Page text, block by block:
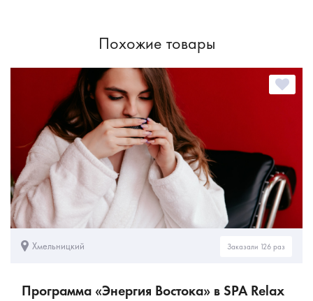
Похожие товары
Хмельницкий Заказали 126 раз
Программа «Энергия Востока» в SPA Relax